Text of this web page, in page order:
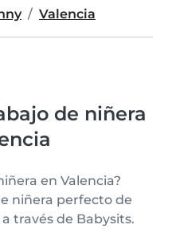
Valencia
de niñera
en Valencia?
niñera perfecto de
través de Babysits.